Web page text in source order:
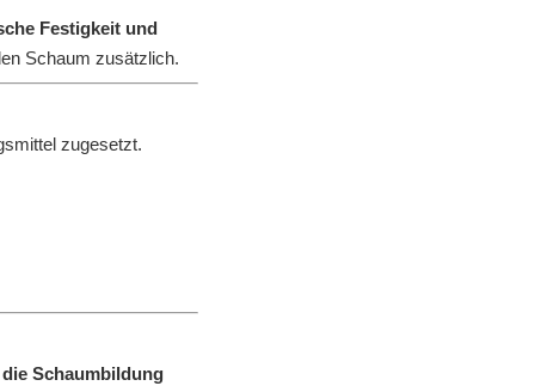
Festigkeit und
Schaum zusätzlich.
zugesetzt.
die Schaumbildung